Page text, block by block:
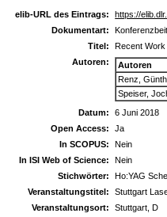
elib-URL des Eintrags:
https://
Dokumentart:
Titel:
Recent Work
Autoren:
Autoren
Renz,
Speiser,
Datum:
6 Juni 2018
Open Access:
Ja
In SCOPUS:
Nein
In ISI Web of Science:
Nein
Stichwörter:
Ho:YAG
Veranstaltungstitel:
Stuttgart
Veranstaltungsort:
Stuttgart, D